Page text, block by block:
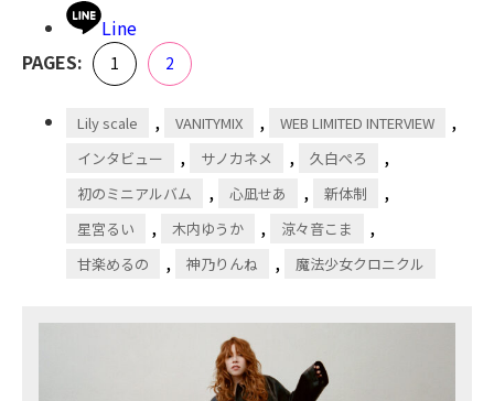
Line
PAGES:
Page
1 Page
2
Lily scale , VANITYMIX , WEB LIMITED INTERVIEW ,
インタビュー , サノカネメ , 久白ぺろ ,
初のミニアルバム , 心凪せあ , 新体制 ,
星宮るい , 木内ゆうか , 涼々音こま ,
甘楽めるの , 神乃りんね , 魔法少女クロニクル